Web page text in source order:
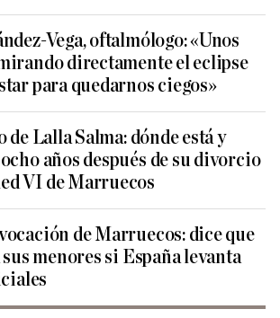
Vega, oftalmólogo: «Unos
directamente el eclipse
para quedarnos ciegos»
Lalla Salma: dónde está y
años después de su divorcio
VI de Marruecos
de Marruecos: dice que
menores si España levanta